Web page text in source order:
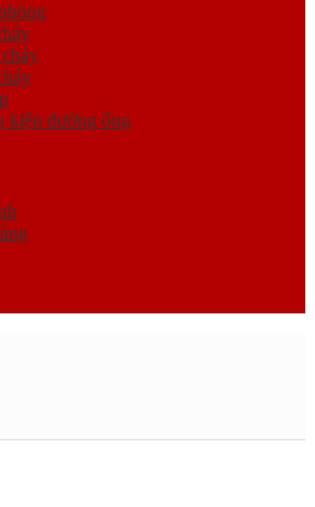
kiện đường ống